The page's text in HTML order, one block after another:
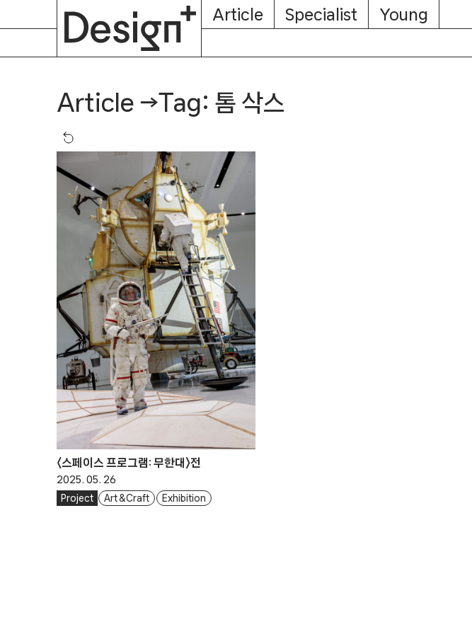
Article Specialist Young
Article →Tag: 톰 삭스
〈스페이스 프로그램: 무한대〉전
2025. 05. 26
Project Art & Craft Exhibition
About
Subscription
Magazine